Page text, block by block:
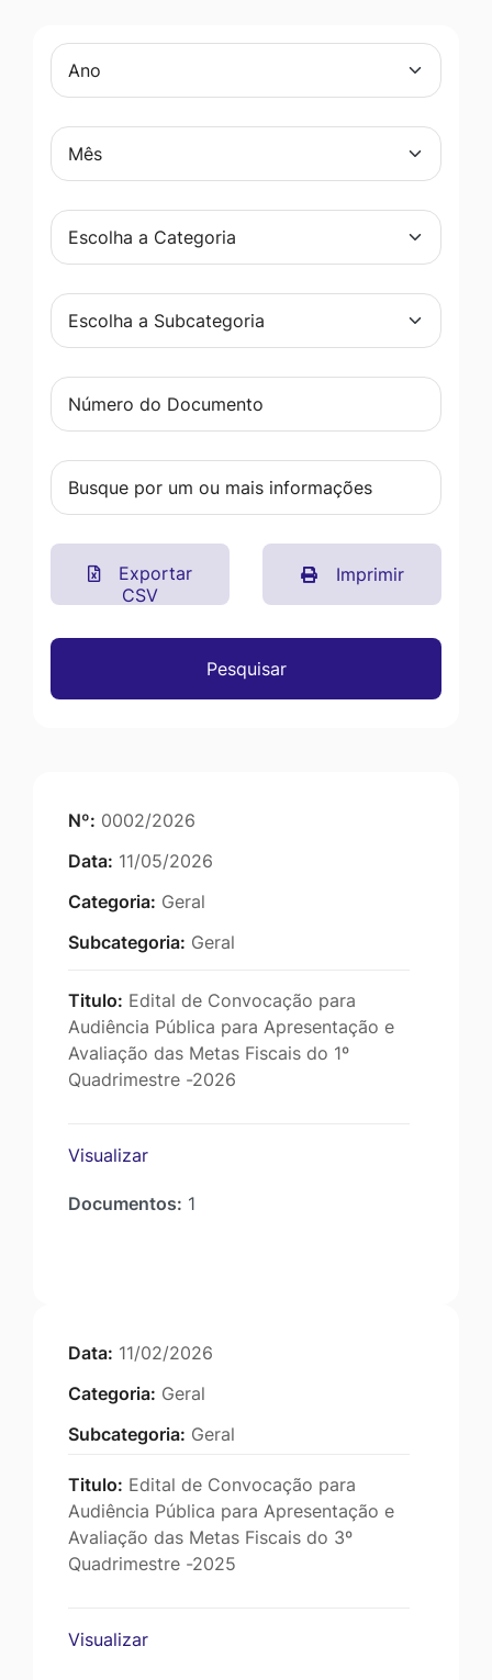
Exportar
CSV
Imprimir
Pesquisar
Nº: 0002/2026
Data: 11/05/2026
Categoria: Geral
Subcategoria: Geral
Titulo: Edital de Convocação para
Audiência Pública para Apresentação e
Avaliação das Metas Fiscais do 1º
Quadrimestre -2026
Visualizar
Documentos: 1
Data: 11/02/2026
Categoria: Geral
Subcategoria: Geral
Titulo: Edital de Convocação para
Audiência Pública para Apresentação e
Avaliação das Metas Fiscais do 3º
Quadrimestre -2025
Visualizar